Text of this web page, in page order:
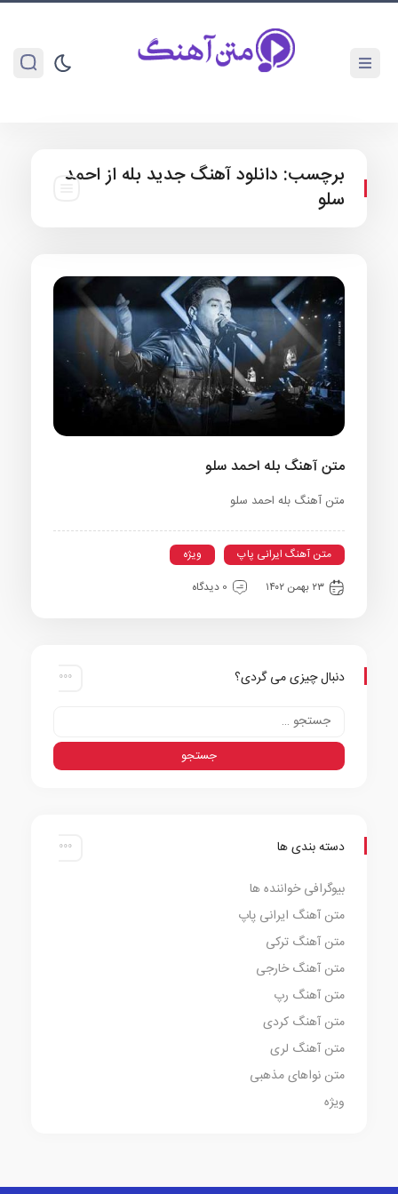
برچسب: دانلود آهنگ جدید بله از احمد
سلو
متن آهنگ بله احمد سلو
متن آهنگ بله احمد سلو
متن آهنگ ایرانی پاپ
ویژه
۲۳ بهمن ۱۴۰۲
0 دیدگاه
دنبال چیزی می گردی؟
دسته بندی ها
بیوگرافی خواننده ها
متن آهنگ ایرانی پاپ
متن آهنگ ترکی
متن آهنگ خارجی
متن آهنگ رپ
متن آهنگ کردی
متن آهنگ لری
متن نواهای مذهبی
ویژه